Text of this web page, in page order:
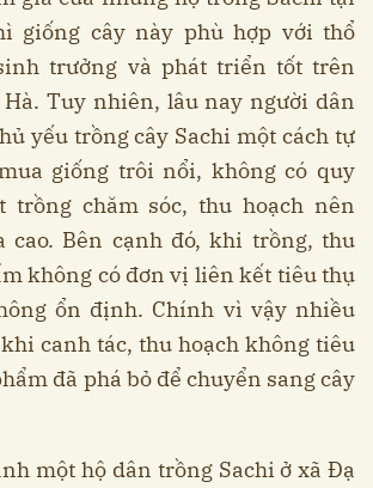
giống cây này phù hợp với thổ
trưởng và phát triển tốt trên
Tuy nhiên, lâu nay người dân
yếu trồng cây Sachi một cách tự
giống trôi nổi, không có quy
chăm sóc, thu hoạch nên
cao. Bên cạnh đó, khi trồng, thu
không có đơn vị liên kết tiêu thụ
ổn định. Chính vì vậy nhiều
canh tác, thu hoạch không tiêu
đã phá bỏ để chuyển sang cây
một hộ dân trồng Sachi ở xã Đạ